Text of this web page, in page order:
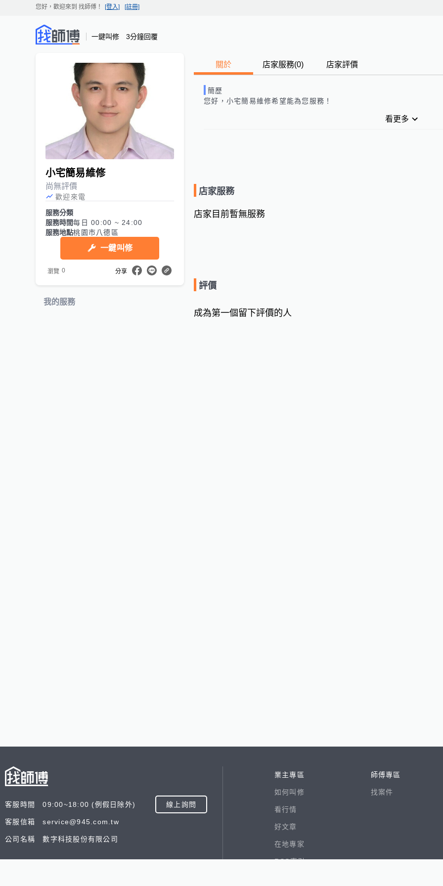
您好，歡迎來到 找師傅 ！ [登入] [註冊]
一鍵叫修 3分鐘回覆
小宅簡易維修
尚無評價
歡迎來電
服務分類
服務時間每日 00:00 ~ 24:00
服務地點桃園市八德區
一鍵叫修
瀏覽 0 分享
我的服務
關於 店家服務(0) 店家評價
簡歷
您好， 小宅簡易維修希望能為您服務！
看更多
店家服務
店家目前暫無服務
評價
成為第一個留下評價的人
客服時間 09:00~18:00 (例假日除外) 線上詢問
客服信箱 service@945.com.tw
公司名稱 數字科技股份有限公司
業主專區
如何叫修
看行情
好文章
在地專家
RSS索引
師傅專區
找案件